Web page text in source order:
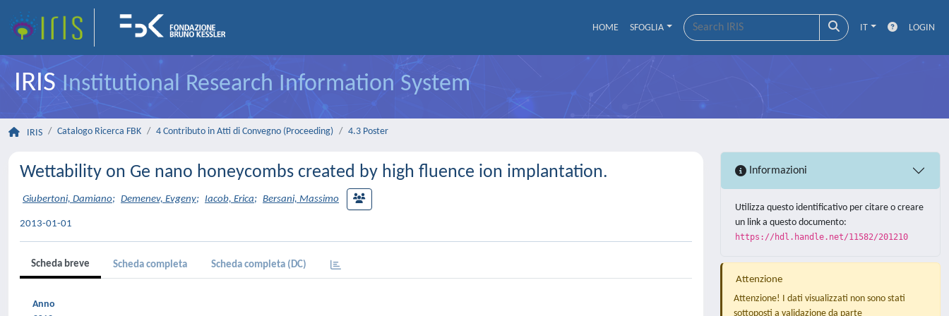
HOME SFOGLIA IT LOGIN
IRISInstitutional Research Information System
IRIS Catalogo Ricerca FBK 4 Contributo in Atti di Convegno (Proceeding) 4.3 Poster
Wettability on Ge nano honeycombs created by high fluence ion implantation.
Giubertoni, Damiano; Demenev, Evgeny; Iacob, Erica; Bersani, Massimo
2013-01-01
Scheda breve Scheda completa Scheda completa (DC)
Anno
Informazioni
Utilizza questo identificativo per citare o creare
un link a questo documento:
https://hdl.handle.net/11582/201210
Attenzione
Attenzione! I dati visualizzati non sono stati
sottoposti a validazione da parte